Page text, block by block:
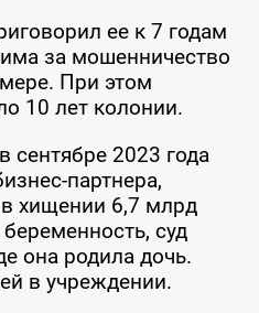
ее к 7 годам
за мошенничество
При этом
10 лет колонии.
сентябре 2023 года
партнера,
хищении 6,7 млрд
суд
она родила дочь.
в учреждении.